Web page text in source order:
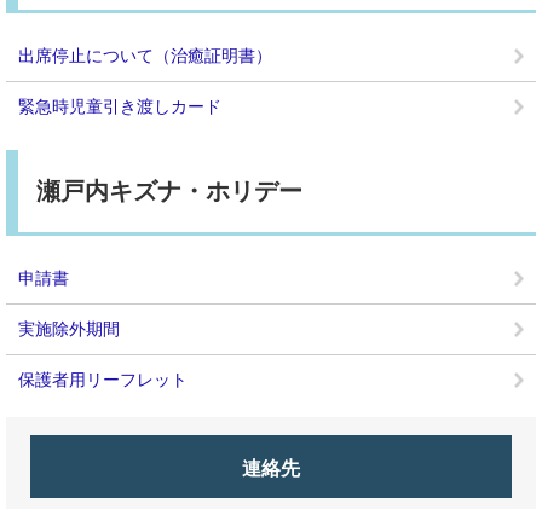
出席停止について（治癒証明書）
緊急時児童引き渡しカード
瀬戸内キズナ・ホリデー
申請書
実施除外期間
保護者用リーフレット
連絡先